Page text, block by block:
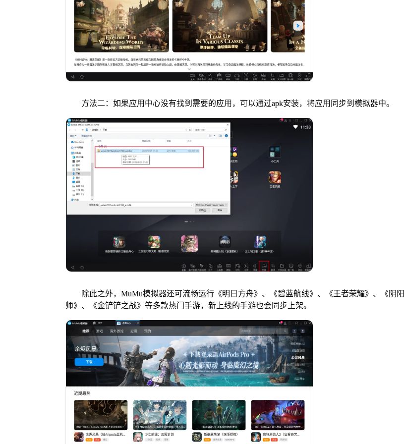
方法二：如果应用中心没有找到需要的应用，可以通过apk安装，将应用同步到模拟器中。
除此之外，MuMu模拟器还可流畅运行《明日方舟》、《碧蓝航线》、《王者荣耀》、《阴阳
师》、《金铲铲之战》等多款热门手游，新上线的手游也会同步上架。